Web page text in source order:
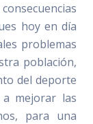
hoy en día
problemas
población,
del deporte
mejorar las
para una